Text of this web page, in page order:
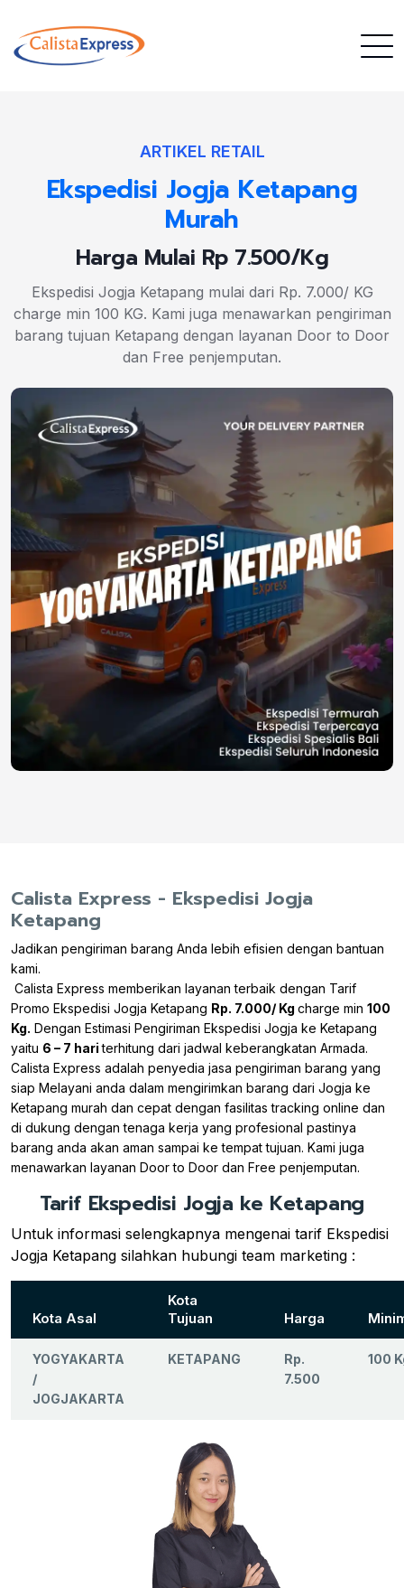
ARTIKEL RETAIL
Ekspedisi Jogja Ketapang
Murah
Harga Mulai Rp 7.500/Kg
Ekspedisi Jogja Ketapang mulai dari Rp. 7.000/ KG
charge min 100 KG. Kami juga menawarkan pengiriman
barang tujuan Ketapang dengan layanan Door to Door
dan Free penjemputan.
Calista Express - Ekspedisi Jogja
Ketapang
Jadikan pengiriman barang Anda lebih efisien dengan bantuan
kami.
Calista Express memberikan layanan terbaik dengan Tarif
Promo Ekspedisi Jogja Ketapang Rp. 7.000/ Kg charge min 100
Kg. Dengan Estimasi Pengiriman Ekspedisi Jogja ke Ketapang
yaitu 6 – 7 hariterhitung dari jadwal keberangkatan Armada.
Calista Express adalah penyedia jasa pengiriman barang yang
siap Melayani anda dalam mengirimkan barang dari Jogja ke
Ketapang murah dan cepat dengan fasilitas tracking online dan
di dukung dengan tenaga kerja yang profesional pastinya
barang anda akan aman sampai ke tempat tujuan. Kami juga
menawarkan layanan Door to Door dan Free penjemputan.
Tarif Ekspedisi Jogja ke Ketapang
Untuk informasi selengkapnya mengenai tarif Ekspedisi
Jogja Ketapang silahkan hubungi team marketing :
Kota Asal
Kota
Tujuan
Harga
YOGYAKARTA
/
JOGJAKARTA
KETAPANG
Rp.
7.500
100